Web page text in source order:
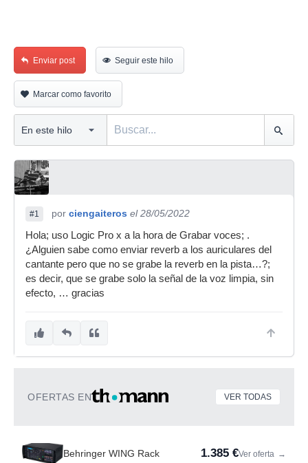
Enviar post Seguir este hilo
Marcar como favorito
#1 por ciengaiteros el 28/05/2022
Hola; uso Logic Pro x a la hora de Grabar voces; .
¿Alguien sabe como enviar reverb a los auriculares del
cantante pero que no se grabe la reverb en la pista…?;
es decir, que se grabe solo la señal de la voz limpia, sin
efecto, … gracias
OFERTAS EN VER TODAS
Behringer WING Rack 1.385 €Ver oferta →